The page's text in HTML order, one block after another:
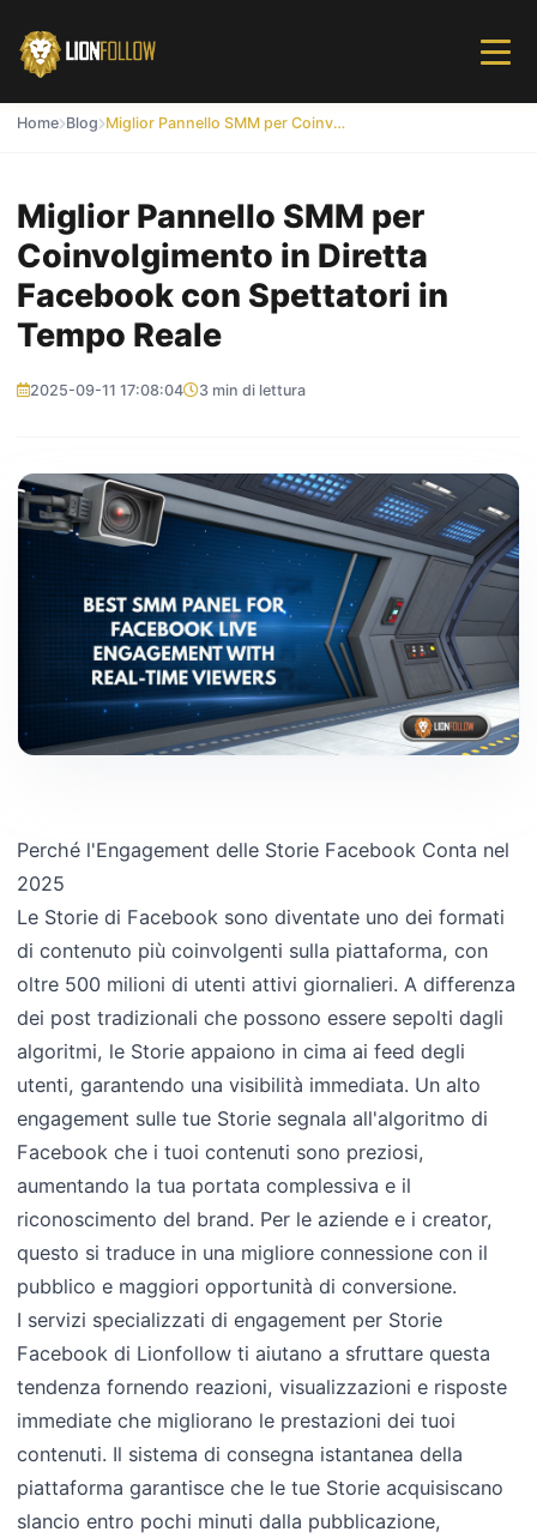
Home Blog Miglior Pannello SMM per Coinvolgimento in Diretta Facebook con Spettatori in Tempo Reale
Miglior Pannello SMM per
Coinvolgimento in Diretta
Facebook con Spettatori in
Tempo Reale
2025-09-11 17:08:04 3 min di lettura
Perché l'Engagement delle Storie Facebook Conta nel
2025
Le Storie di Facebook sono diventate uno dei formati
di contenuto più coinvolgenti sulla piattaforma, con
oltre 500 milioni di utenti attivi giornalieri. A differenza
dei post tradizionali che possono essere sepolti dagli
algoritmi, le Storie appaiono in cima ai feed degli
utenti, garantendo una visibilità immediata. Un alto
engagement sulle tue Storie segnala all'algoritmo di
Facebook che i tuoi contenuti sono preziosi,
aumentando la tua portata complessiva e il
riconoscimento del brand. Per le aziende e i creator,
questo si traduce in una migliore connessione con il
pubblico e maggiori opportunità di conversione.
I servizi specializzati di engagement per Storie
Facebook di Lionfollow ti aiutano a sfruttare questa
tendenza fornendo reazioni, visualizzazioni e risposte
immediate che migliorano le prestazioni dei tuoi
contenuti. Il sistema di consegna istantanea della
piattaforma garantisce che le tue Storie acquisiscano
slancio entro pochi minuti dalla pubblicazione,